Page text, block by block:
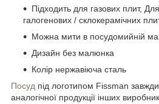
Підходить для газових плит,
галогенових / склокерамічних
Можна мити в посудомийній
Дизайн без малюнка
Колір нержавіюча сталь
Посуд під логотипом Fissman завжди
аналогічної продукції інших